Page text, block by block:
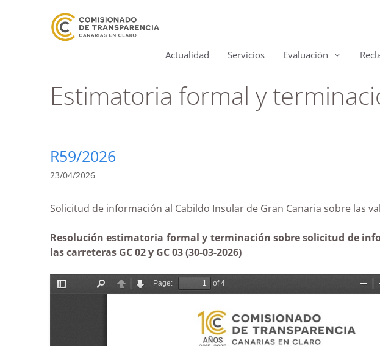
Actualidad Servicios Evaluación
Estimatoria formal y
R59/2026
23/04/2026
Solicitud de información al Cabildo Insular de Gran Canaria sobre
Resolución estimatoria formal y terminación sobre solicitud de
las carreteras GC 02 y GC 03 (30-03-2026)